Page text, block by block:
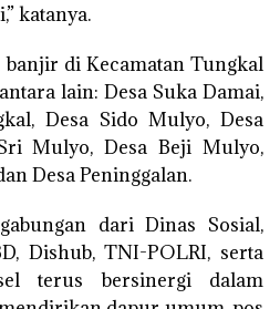
katanya.
banjir di Kecamatan Tungkal
lain: Desa Suka Damai,
Desa Sido Mulyo, Desa
Mulyo, Desa Beji Mulyo,
Desa Peninggalan.
dari Dinas Sosial,
Dishub, TNI-POLRI, serta
terus bersinergi dalam